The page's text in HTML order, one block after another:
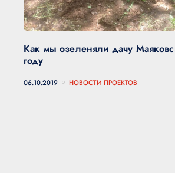
Как мы озеленяли дачу
году
06.10.2019 НОВОСТИ ПРОЕКТОВ